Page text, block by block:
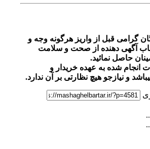
قبل از واریز هرگونه وجه و
دهنده از صحت و سلامت
نمائید.
شده به عهده خریدار و
نیازجو هیچ نظارتی بر آن ندارد.